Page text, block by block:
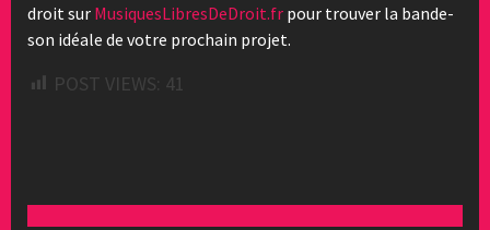
droit sur MusiquesLibresDeDroit.fr pour trouver la bande-
son idéale de votre prochain projet.
POST VIEWS: 41